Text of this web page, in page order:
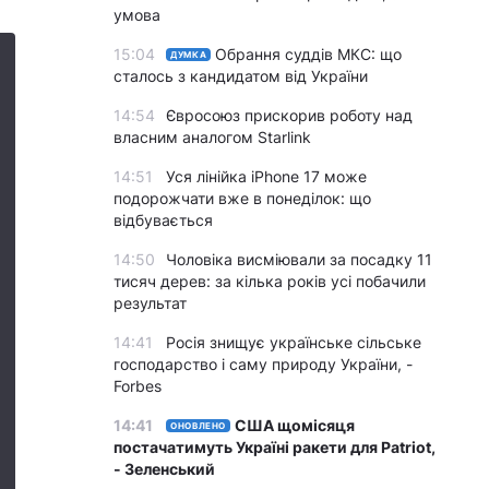
умова
15:04 ДУМКА
Обрання суддів МКС: що
сталось з кандидатом від України
14:54
Євросоюз прискорив роботу над
власним аналогом Starlink
14:51
Уся лінійка iPhone 17 може
подорожчати вже в понеділок: що
відбувається
14:50
Чоловіка висміювали за посадку 11
тисяч дерев: за кілька років усі побачили
результат
14:41
Росія знищує українське сільське
господарство і саму природу України, -
Forbes
14:41 ОНОВЛЕНО
США щомісяця
постачатимуть Україні ракети для Patriot,
- Зеленський